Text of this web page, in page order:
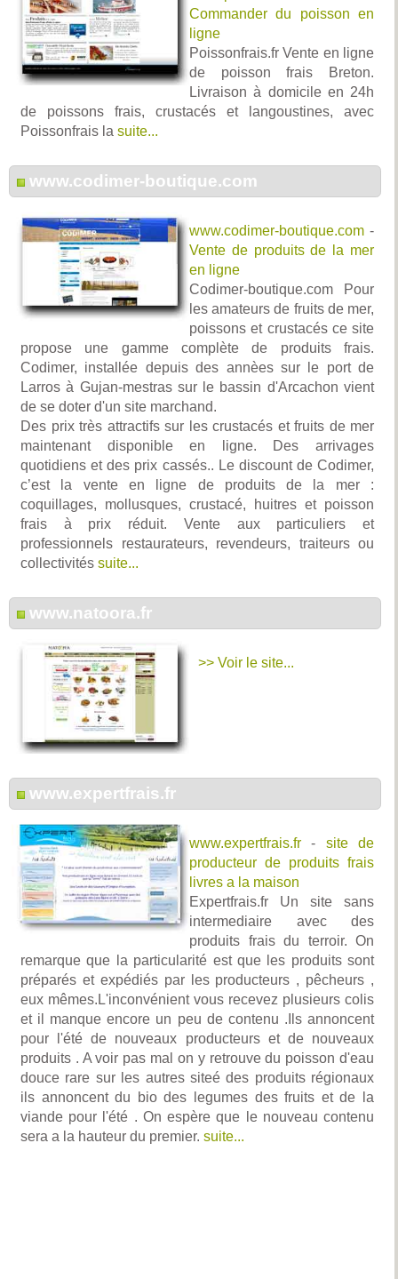
Commander du poisson en
ligne
Poissonfrais.fr Vente en ligne
de poisson frais Breton.
Livraison à domicile en 24h
de poissons frais, crustacés et langoustines, avec
Poissonfrais la suite...
www.codimer-boutique.com
www.codimer-boutique.com -
Vente de produits de la mer
en ligne
Codimer-boutique.com Pour
les amateurs de fruits de mer,
poissons et crustacés ce site
propose une gamme complète de produits frais.
Codimer, installée depuis des annèes sur le port de
Larros à Gujan-mestras sur le bassin d'Arcachon vient
de se doter d'un site marchand.
Des prix très attractifs sur les crustacés et fruits de mer
maintenant disponible en ligne. Des arrivages
quotidiens et des prix cassés.. Le discount de Codimer,
c’est la vente en ligne de produits de la mer :
coquillages, mollusques, crustacé, huitres et poisson
frais à prix réduit. Vente aux particuliers et
professionnels restaurateurs, revendeurs, traiteurs ou
collectivités suite...
www.natoora.fr
>> Voir le site...
www.expertfrais.fr
www.expertfrais.fr - site de
producteur de produits frais
livres a la maison
Expertfrais.fr Un site sans
intermediaire avec des
produits frais du terroir. On
remarque que la particularité est que les produits sont
préparés et expédiés par les producteurs , pêcheurs ,
eux mêmes.L'inconvénient vous recevez plusieurs colis
et il manque encore un peu de contenu .Ils annoncent
pour l'été de nouveaux producteurs et de nouveaux
produits . A voir pas mal on y retrouve du poisson d'eau
douce rare sur les autres siteé des produits régionaux
ils annoncent du bio des legumes des fruits et de la
viande pour l'été . On espère que le nouveau contenu
sera a la hauteur du premier. suite...